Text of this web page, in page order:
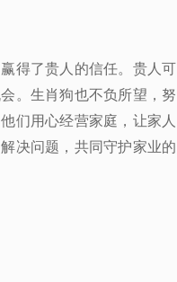
得了贵人的信任。贵人可
。生肖狗也不负所望，努
们用心经营家庭，让家人
决问题，共同守护家业的